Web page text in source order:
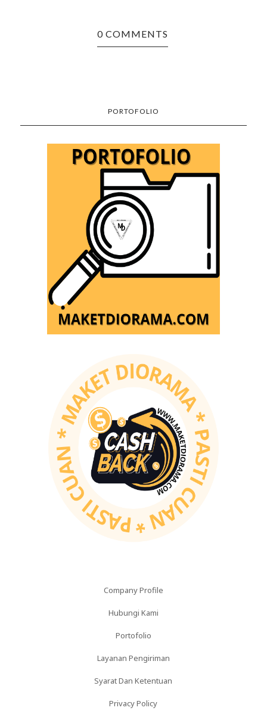
0 COMMENTS
PORTOFOLIO
Company Profile
Hubungi Kami
Portofolio
Layanan Pengiriman
Syarat Dan Ketentuan
Privacy Policy